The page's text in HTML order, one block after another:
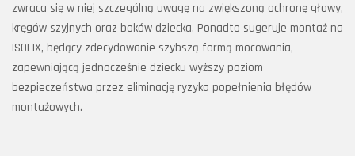
zwraca się w niej szczególną uwagę na zwiększoną ochronę głowy,
kręgów szyjnych oraz boków dziecka. Ponadto sugeruje montaż na
ISOFIX, będący zdecydowanie szybszą formą mocowania,
zapewniającą jednocześnie dziecku wyższy poziom
bezpieczeństwa przez eliminację ryzyka popełnienia błędów
montażowych.